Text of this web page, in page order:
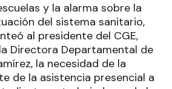
y la alarma sobre la
del sistema sanitario,
al presidente del CGE,
Directora Departamental de
la necesidad de la
de la asistencia presencial a